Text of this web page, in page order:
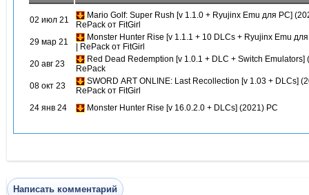
02 июл 21
Mario Golf: Super Rush [v 1.1.0 + Ryujinx Emu для PC]
RePack от FitGirl
29 мар 21
Monster Hunter Rise [v 1.1.1 + 10 DLCs + Ryujinx Emu
| RePack от FitGirl
20 авг 23
Red Dead Redemption [v 1.0.1 + DLC + Switch Emulators]
RePack
08 окт 23
SWORD ART ONLINE: Last Recollection [v 1.03 + DLCs]
RePack от FitGirl
24 янв 24
Monster Hunter Rise [v 16.0.2.0 + DLCs] (2021) PC
Написать комментарий